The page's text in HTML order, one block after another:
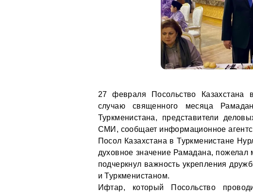
27 февраля Посольство Казахстана
случаю священного месяца
Туркменистана, представители
СМИ, сообщает информационное
Посол Казахстана в Туркменистане
духовное значение Рамадана, пожелал
подчеркнул важность укрепления
и Туркменистаном.
Ифтар, который Посольство